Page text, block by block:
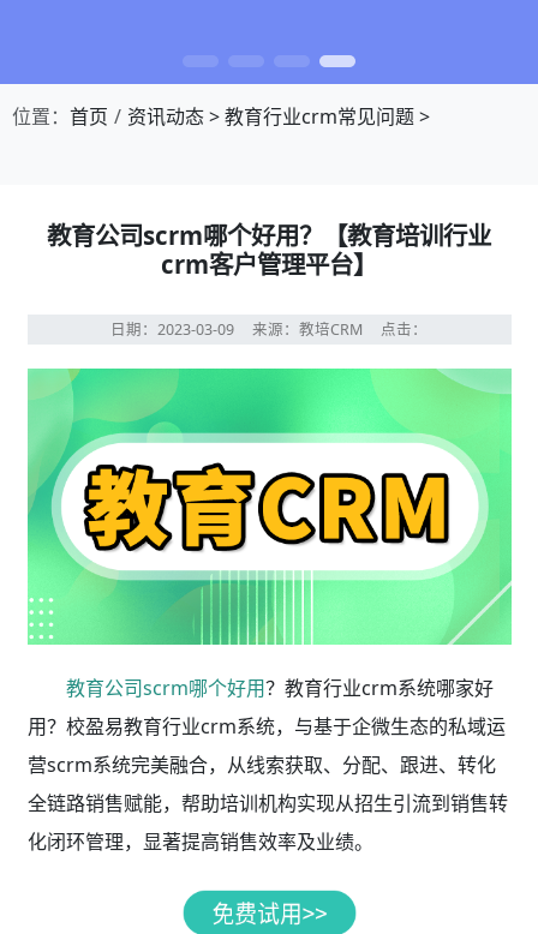
位置： 首页 资讯动态>教育行业crm常见问题>
教育公司scrm哪个好用？【教育培训行业
crm客户管理平台】
日期：2023-03-09 来源：教培CRM 点击：
教育公司scrm哪个好用？教育行业crm系统哪家好
用？校盈易教育行业crm系统，与基于企微生态的私域运
营scrm系统完美融合，从线索获取、分配、跟进、转化
全链路销售赋能，帮助培训机构实现从招生引流到销售转
化闭环管理，显著提高销售效率及业绩。